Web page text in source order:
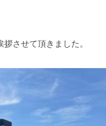
させて頂きました。